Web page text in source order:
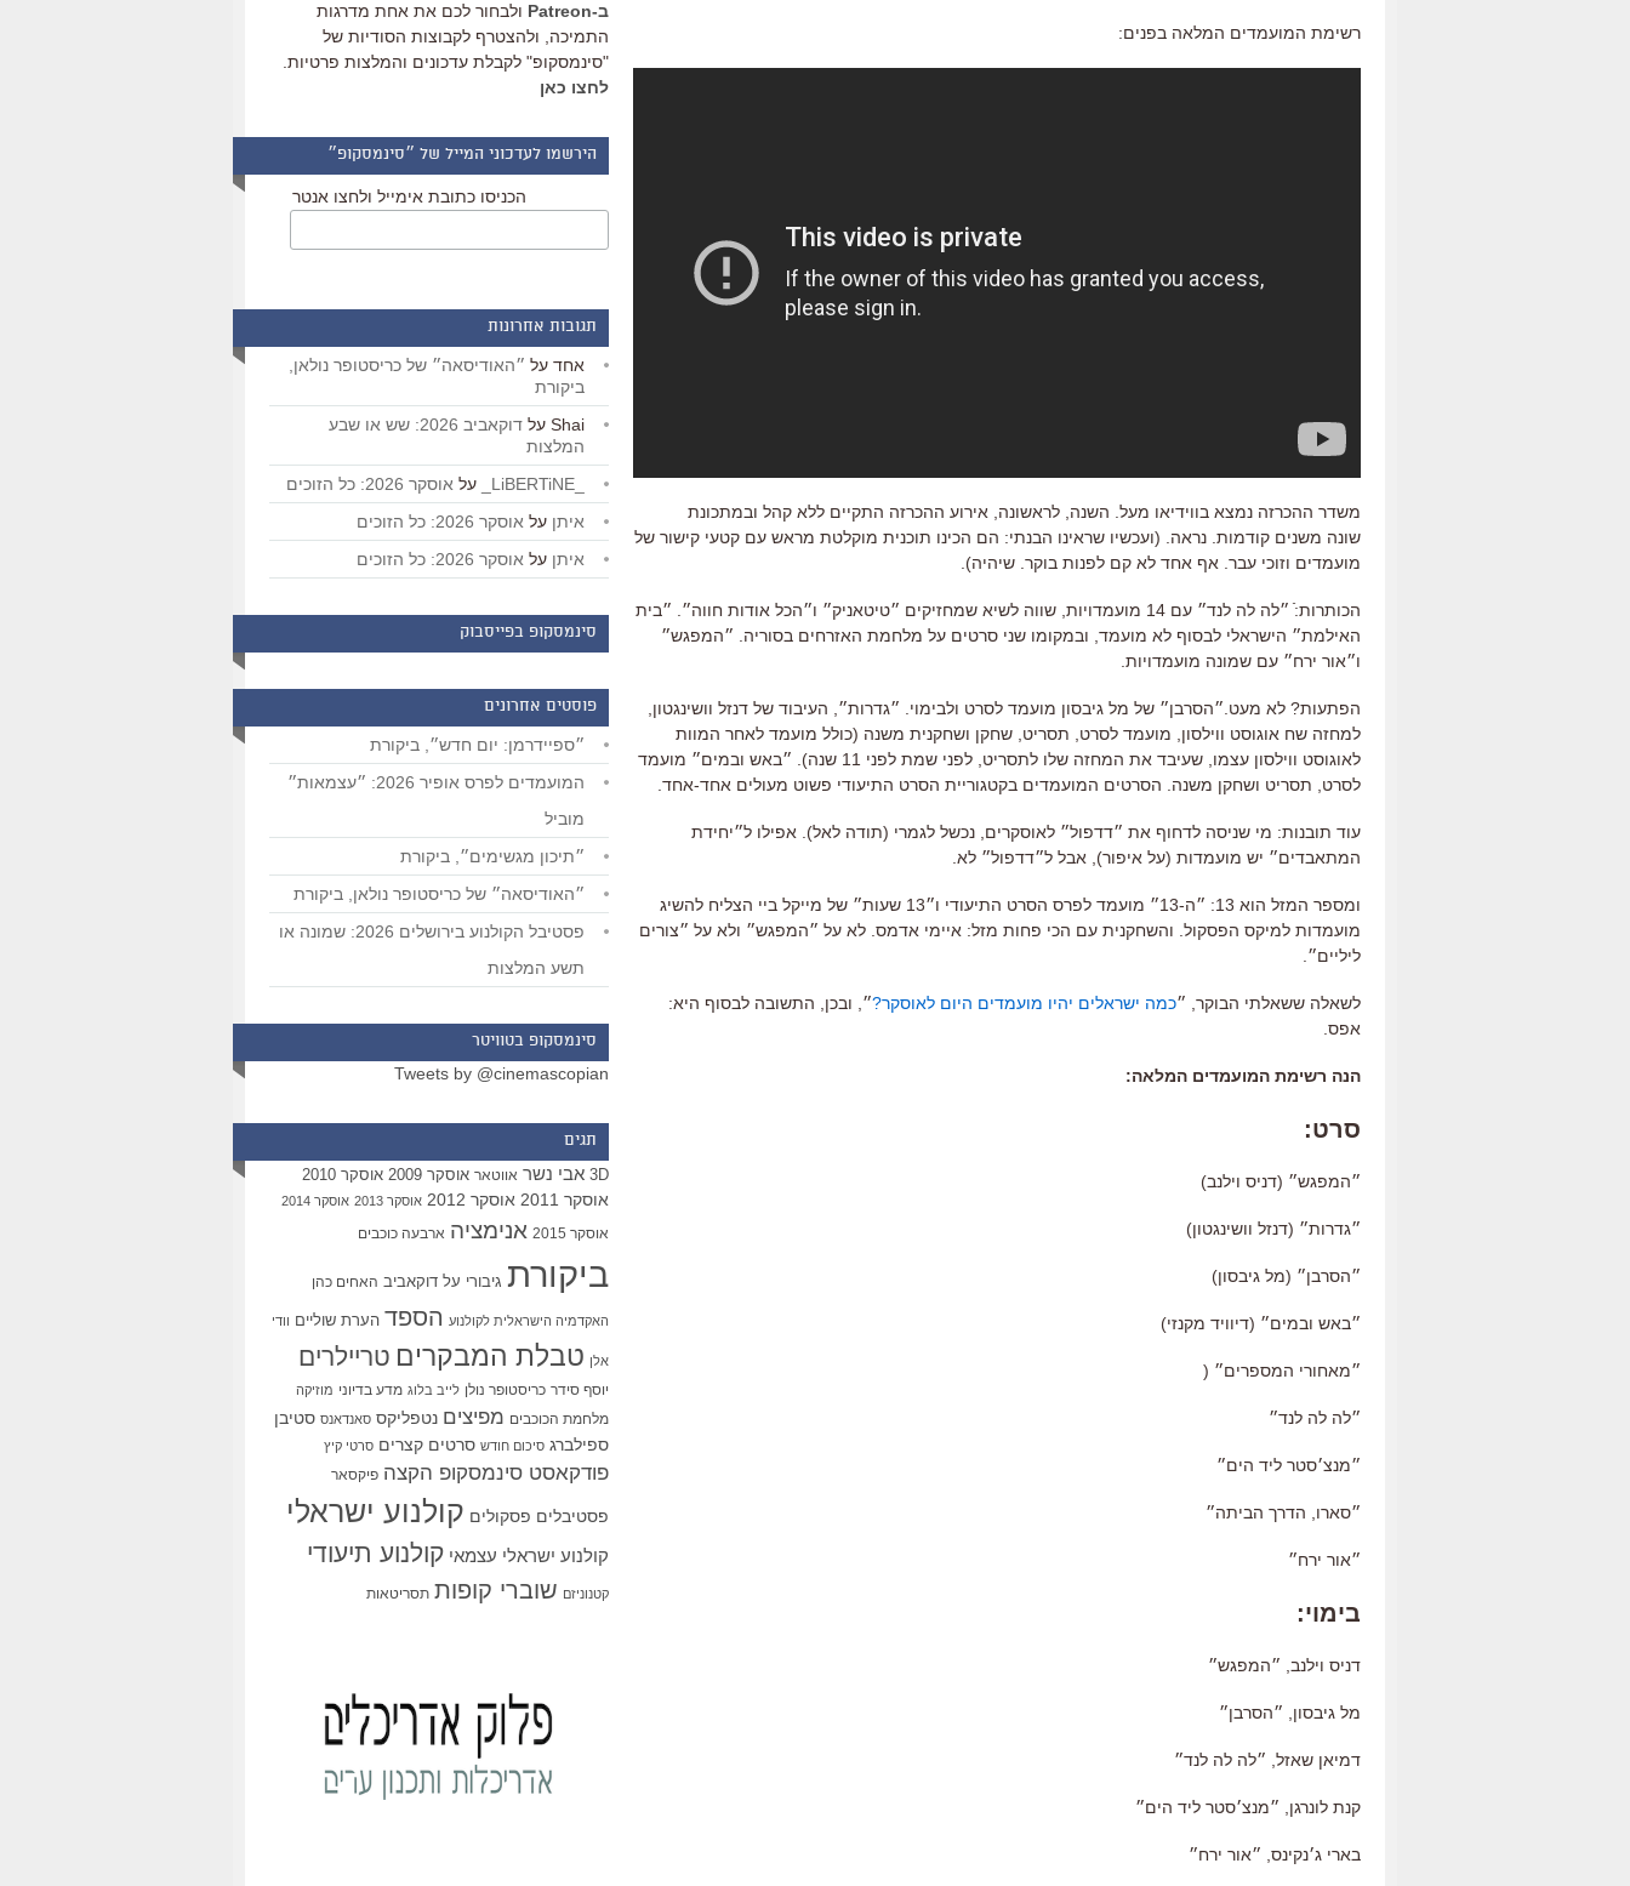
רשימת המועמדים המלאה בפנים:
משדר ההכרזה נמצא בווידיאו מעל. השנה, לראשונה, אירוע ההכרזה התקיים ללא קהל ובמתכונת
שונה משנים קודמות. נראה. (ועכשיו שראינו הבנתי: הם הכינו תוכנית מוקלטת מראש עם קטעי קישור של
מועמדים וזוכי עבר. אף אחד לא קם לפנות בוקר. שיהיה).
הכותרות:ֿ ״לה לה לנד״ עם 14 מועמדויות, שווה לשיא שמחזיקים ״טיטאניק״ ו״הכל אודות חווה״. ״בית
האילמת״ הישראלי לבסוף לא מועמד, ובמקומו שני סרטים על מלחמת האזרחים בסוריה. ״המפגש״
ו״אור ירח״ עם שמונה מועמדויות.
הפתעות? לא מעט.״הסרבן״ של מל גיבסון מועמד לסרט ולבימוי. ״גדרות״, העיבוד של דנזל וושינגטון,
למחזה שח אוגוסט ווילסון, מועמד לסרט, תסריט, שחקן ושחקנית משנה (כולל מועמד לאחר המוות
לאוגוסט ווילסון עצמו, שעיבד את המחזה שלו לתסריט, לפני שמת לפני 11 שנה). ״באש ובמים״ מועמד
לסרט, תסריט ושחקן משנה. הסרטים המועמדים בקטגוריית הסרט התיעודי פשוט מעולים אחד-אחד.
עוד תובנות: מי שניסה לדחוף את ״דדפול״ לאוסקרים, נכשל לגמרי (תודה לאל). אפילו ל״יחידת
המתאבדים״ יש מועמדות (על איפור), אבל ל״דדפול״ לא.
ומספר המזל הוא 13: ״ה-13״ מועמד לפרס הסרט התיעודי ו״13 שעות״ של מייקל ביי הצליח להשיג
מועמדות למיקס הפסקול. והשחקנית עם הכי פחות מזל: איימי אדמס. לא על ״המפגש״ ולא על ״צורים
ליליים״.
לשאלה ששאלתי הבוקר, ״כמה ישראלים יהיו מועמדים היום לאוסקר?״, ובכן, התשובה לבסוף היא:
אפס.
הנה רשימת המועמדים המלאה:
סרט:
״המפגש״ (דניס וילנב)
״גדרות״ (דנזל וושינגטון)
״הסרבן״ (מל גיבסון)
״באש ובמים״ (דיוויד מקנזי)
״מאחורי המספרים״ (
״לה לה לנד״
״מנצ׳סטר ליד הים״
״סארו, הדרך הביתה״
״אור ירח״
בימוי:
דניס וילנב, ״המפגש״
מל גיבסון, ״הסרבן״
דמיאן שאזל, ״לה לה לנד״
קנת לונרגן, ״מנצ׳סטר ליד הים״
בארי ג׳נקינס, ״אור ירח״
ב-Patreon
ולבחור לכם את אחת מדרגות
התמיכה, ולהצטרף לקבוצות הסודיות של
"סינמסקופ" לקבלת עדכונים והמלצות פרטיות.
לחצו כאן
הירשמו לעדכוני המייל של ״סינמסקופ״
הכניסו כתובת אימייל ולחצו אנטר
תגובות אחרונות
אחד על ״האודיסאה״ של כריסטופר נולאן,
ביקורת
Shai על
דוקאביב 2026: שש או שבע
המלצות
על אוסקר 2026: כל הזוכים
איתן על אוסקר 2026: כל הזוכים
איתן על אוסקר 2026: כל הזוכים
סינמסקופ בפייסבוק
פוסטים אחרונים
״ספיידרמן: יום חדש״, ביקורת
המועמדים לפרס אופיר 2026: ״עצמאות״
מוביל
״תיכון מגשימים״, ביקורת
״האודיסאה״ של כריסטופר נולאן, ביקורת
פסטיבל הקולנוע בירושלים 2026: שמונה או
תשע המלצות
סינמסקופ בטוויטר
Tweets by @cinemascopian
תגים
3D אבי נשר אווטאר אוסקר 2009 אוסקר 2010
אוסקר 2011 אוסקר 2012 אוסקר 2013 אוסקר 2014
אוסקר 2015 אנימציה ארבעה כוכבים
ביקורת גיבורי על דוקאביב האחים כהן
האקדמיה הישראלית לקולנוע הספד הערת שוליים וודי
אלן טבלת המבקרים טריילרים
יוסף סידר כריסטופר נולן לייב בלוג מדע בדיוני מוזיקה
מלחמת הכוכבים מפיצים נטפליקס סאנדאנס סטיבן
ספילברג סיכום חודש סרטים קצרים סרטי קיץ
פודקאסט סינמסקופ הקצה פיקסאר
פסטיבלים פסקולים קולנוע ישראלי
קולנוע ישראלי עצמאי קולנוע תיעודי
קטנוניזם שוברי קופות תסריטאות